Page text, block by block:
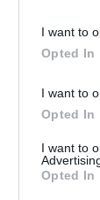
I want to
Opted In
I want to
Opted In
I want to
Opted In